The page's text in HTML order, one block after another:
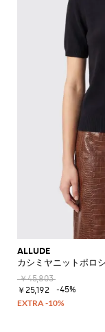
ALLUDE
カシミヤニットポロ
￥45,803
￥25,192
-45%